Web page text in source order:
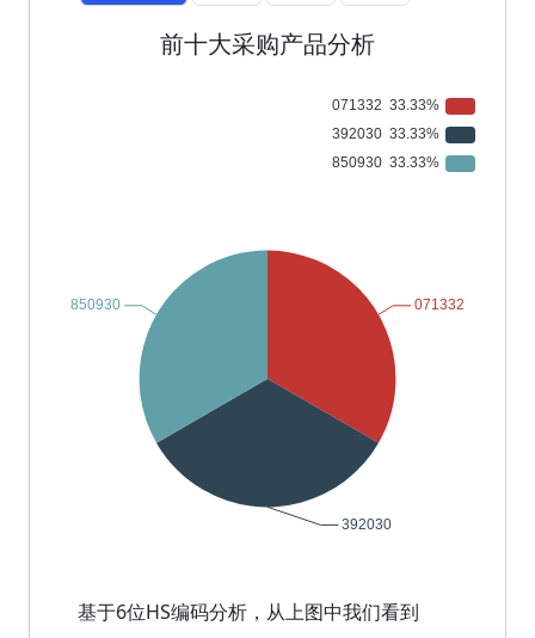
前十大采购产品分析
基于6位HS编码分析，从上图中我们看到